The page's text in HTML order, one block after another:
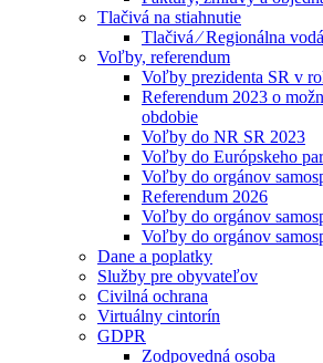
Tlačivá na stiahnutie
Tlačivá ⁄ Regionálna
Voľby, referendum
Voľby prezidenta SR v
Referendum 2023 o
obdobie
Voľby do NR SR 2023
Voľby do Európskeho
Voľby do orgánov
Referendum 2026
Voľby do orgánov
Voľby do orgánov
Dane a poplatky
Služby pre obyvateľov
Civilná ochrana
Virtuálny cintorín
GDPR
Zodpovedná osoba